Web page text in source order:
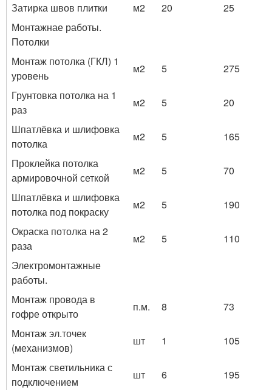
Затирка швов плитки
м2 20
25
Монтажнае работы.
Потолки
Монтаж потолка (ГКЛ) 1
уровень
м2 5
275
Грунтовка потолка на 1
раз
м2 5
20
Шпатлёвка и шлифовка
потолка
м2 5
165
Проклейка потолка
армировочной сеткой
м2 5
70
Шпатлёвка и шлифовка
потолка под покраску
м2 5
190
Окраска потолка на 2
раза
м2 5
110
Электромонтажные
работы.
Монтаж провода в
гофре открыто
п.м. 8
73
Монтаж эл.точек
(механизмов)
шт 1
105
Монтаж светильника с
подключением
шт 6
195